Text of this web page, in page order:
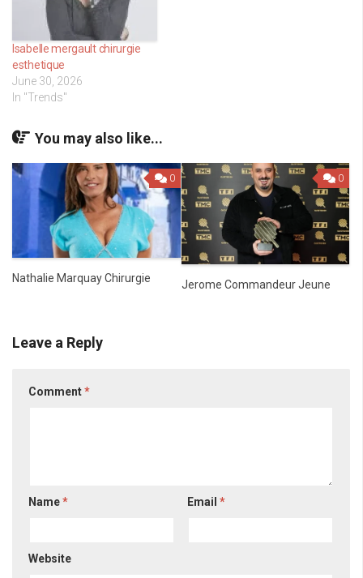
Isabelle mergault chirurgie
esthetique
June 30, 2026
In "Trends"
You may also like...
0
Nathalie Marquay Chirurgie
0
Jerome Commandeur Jeune
Leave a Reply
Comment*
Name* Email*
Website